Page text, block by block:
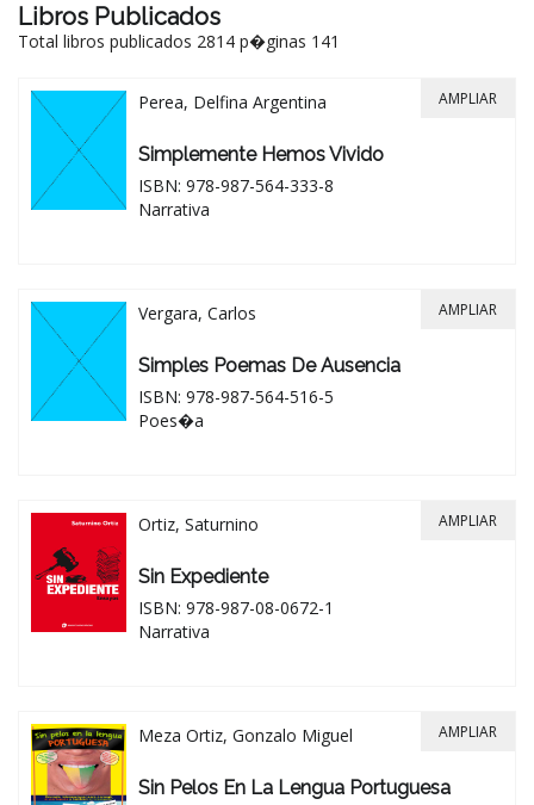
Libros Publicados
Total libros publicados 2814 p�ginas 141
Perea, Delfina Argentina
Simplemente Hemos Vivido
ISBN: 978-987-564-333-8
Narrativa
AMPLIAR
Vergara, Carlos
Simples Poemas De Ausencia
ISBN: 978-987-564-516-5
Poes�a
AMPLIAR
Ortiz, Saturnino
Sin Expediente
ISBN: 978-987-08-0672-1
Narrativa
AMPLIAR
Meza Ortiz, Gonzalo Miguel
Sin Pelos En La Lengua Portuguesa
AMPLIAR